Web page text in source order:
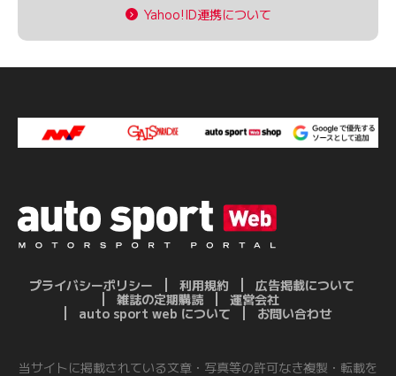
Yahoo!ID連携について
プライバシーポリシー 利用規約
広告掲載について
雑誌の定期購読
運営会社
auto sport web について
お問い合わせ
当サイトに掲載されている文章・写真等の許可なき複製・転載を